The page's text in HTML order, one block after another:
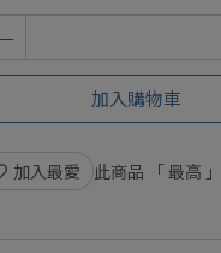
加入購物車
加入最愛 此商品 「 最高